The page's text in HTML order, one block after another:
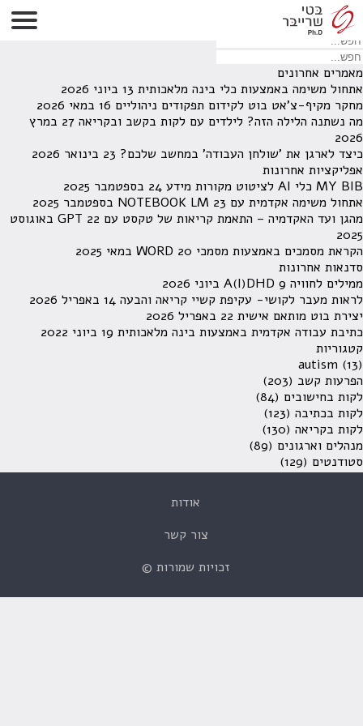
לא נמצאו תוצאות תחת קטגוריה זו.
מחפש משהו מסויים? השתמש בחיפוש
מאמרים אחרונים
אתחול משימה באמצעות כלי בינה מלאכותית 13 ביוני 2026
מחקר מקיף-צ'אט בוט לקידום תפקודים ניהוליים 16 במאי 2026
מה נשתנה הלילה הזה? לילדים עם לקות בקשב ובקריאה
27 במרץ
2026
כיצד לארגן את 'שולחן העבודה' במחשב שלכם? 23 בינואר 2026
אפליקציות אחרונות
MY BIB כלי AI לציטוט מקורות מידע
24 בספטמבר 2025
אתחול משימה אקדמית עם NOTEBOOK LM 23 בספטמבר 2025
מהגן ועד האקדמיה – התאמת קריאות של טקסט עם GPT
22 באוגוסט
2025
הקראת מסמכים באמצעות מסמכי WORD 20 במאי 2025
סדנאות אחרונות
ממילים לחוויה A(I)DHD 9 ביוני 2026
לראות מעבר לקושי- עקיפת קשיי קריאה והבעה 14 באפריל 2026
יצירת בוט מותאם אישית 22 באפריל 2026
כתיבת עבודה אקדמית באמצעות בינה מלאכותית 19 ביוני 2022
קטגוריות
autism (13)
הפרעות קשב (203)
לקות בחישובים (84)
לקות בכתיבה (123)
לקות בקריאה (130)
מנהלים וארגונים (89)
סטודנטים (129)
אודות
צור קשר
זכויות שמורות ©